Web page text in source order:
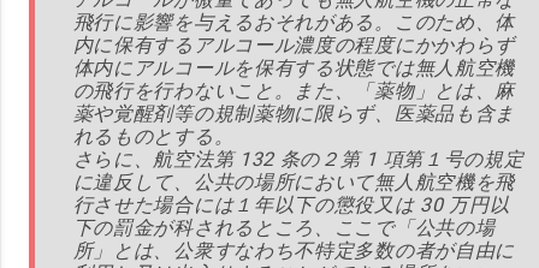
飛行に影響を与えるおそれがある。このため、体
内に保有するアルコール濃度の程度にかかわらず
体内にアルコールを保有する状態では無人航空機
の飛行を行わないこと。また、「薬物」とは、麻
薬や覚醒剤等の規制薬物に限らず、医薬品も含ま
れるものとする。
さらに、航空法第 132 条の２第 1 項第１号の規定
に違反して、公共の場所において無人航空機を飛
行させた場合には１年以下の懲役又は 30 万円以
下の罰金が科されるところ、ここで「公共の場
所」とは、公衆すなわち不特定多数の者が自由に